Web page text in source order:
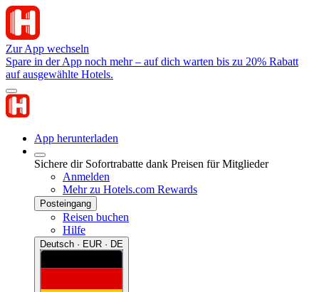
Zur App wechseln
Spare in der App noch mehr – auf dich warten bis zu 20% Rabatt
auf ausgewählte Hotels.
App herunterladen
Sichere dir Sofortrabatte dank Preisen für Mitglieder
Anmelden
Mehr zu Hotels.com Rewards
Posteingang
Reisen buchen
Hilfe
Deutsch · EUR · DE